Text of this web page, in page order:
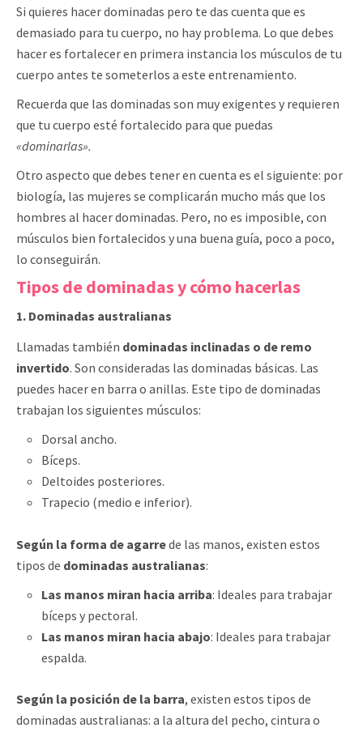
Si quieres hacer dominadas pero te das cuenta que es
demasiado para tu cuerpo, no hay problema. Lo que debes
hacer es fortalecer en primera instancia los músculos de tu
cuerpo antes te someterlos a este entrenamiento.
Recuerda que las dominadas son muy exigentes y requieren
que tu cuerpo esté fortalecido para que puedas
«dominarlas».
Otro aspecto que debes tener en cuenta es el siguiente: por
biología, las mujeres se complicarán mucho más que los
hombres al hacer dominadas. Pero, no es imposible, con
músculos bien fortalecidos y una buena guía, poco a poco,
lo conseguirán.
Tipos de dominadas y cómo hacerlas
1. Dominadas australianas
Llamadas también dominadas inclinadas o de remo
invertido. Son consideradas las dominadas básicas. Las
puedes hacer en barra o anillas. Este tipo de dominadas
trabajan los siguientes músculos:
Dorsal ancho.
Bíceps.
Deltoides posteriores.
Trapecio (medio e inferior).
Según la forma de agarrede las manos, existen estos
tipos de dominadas australianas:
Las manos miran hacia arriba: Ideales para trabajar
bíceps y pectoral.
Las manos miran hacia abajo: Ideales para trabajar
espalda.
Según la posición de la barra, existen estos tipos de
dominadas australianas: a la altura del pecho, cintura o